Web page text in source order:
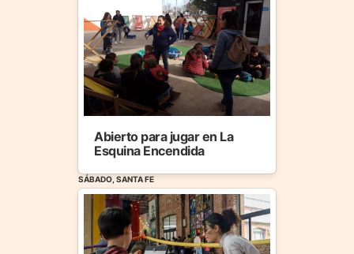
Abierto para jugar en La
Esquina Encendida
SÁBADO, SANTA FE